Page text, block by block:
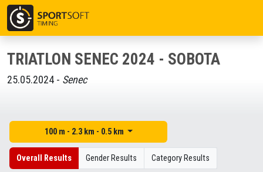
TRIATLON SENEC 2024 - SOBOTA
25.05.2024 - Senec
100 m - 2.3 km - 0.5 km
Overall Results Gender Results Category Results